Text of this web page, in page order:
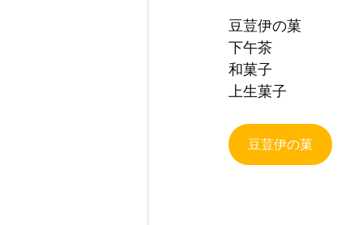
豆荳伊の菓
下午茶
和菓子
上生菓子
豆荳伊の菓